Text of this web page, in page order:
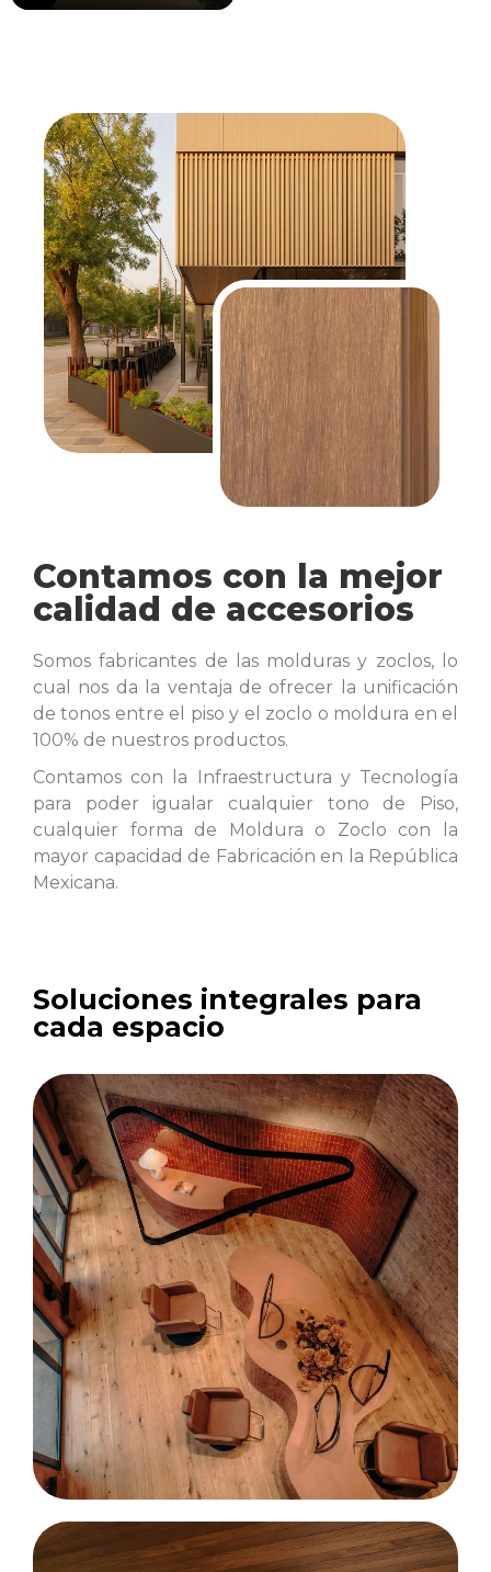
Contamos con la mejor
calidad de accesorios
Somos fabricantes de las molduras y zoclos, lo
cual nos da la ventaja de ofrecer la unificación
de tonos entre el piso y el zoclo o moldura en el
100% de nuestros productos.
Contamos con la Infraestructura y Tecnología
para poder igualar cualquier tono de Piso,
cualquier forma de Moldura o Zoclo con la
mayor capacidad de Fabricación en la República
Mexicana.
Soluciones integrales para
cada espacio